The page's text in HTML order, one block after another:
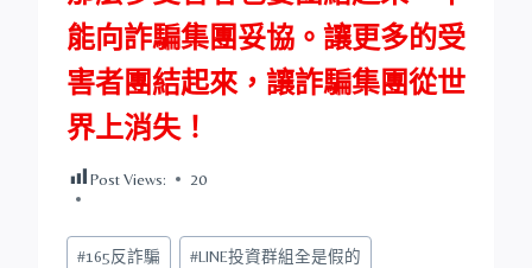
能向詐騙集團妥協。讓更多的受
害者團結起來，讓詐騙集團從世
界上消失！
Post Views: 20
Post
#165反詐騙 #LINE投資群組全是假的